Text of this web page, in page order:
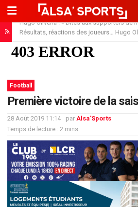
Hugo Oliveira : « Dîtes aux supporters de
Football
Première victoire de la
28 Août 2019 11:14 par Alsa'Sports
Temps de lecture : 2 mins